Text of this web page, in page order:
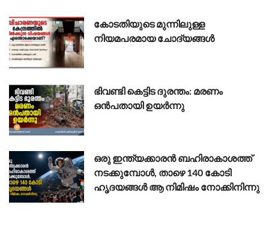
കോടതിയുടെ മുന്നിലുള്ള
നിയമപരമായ ചോദ്യങ്ങൾ
ഭിവണ്ടി കെട്ടിട ദുരന്തം: മരണം
ഒൻപതായി ഉയർന്നു
ഒരു ഇന്ത്യക്കാരൻ ബഹിരാകാശത്ത്
നടക്കുമ്പോൾ, താഴെ 140 കോടി
ഹൃദയങ്ങൾ ആ നിമിഷം നോക്കിനിന്നു